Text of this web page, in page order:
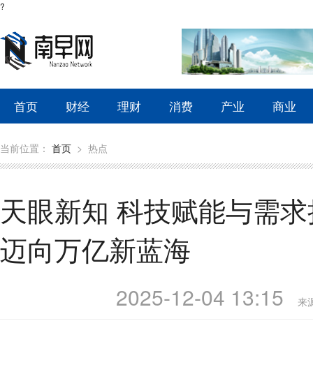
?
首页 财经 理财 消费 产业 商业
当前位置： 首页 > 热点
天眼新知 科技赋能与需
迈向万亿新蓝海
2025-12-04 13:15 来